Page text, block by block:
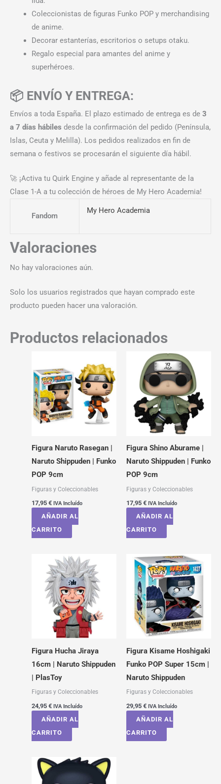
Coleccionistas de figuras Funko POP y merchandising
de anime.
Decorar estanterías, escritorios o setups otaku.
Regalo especial para amantes del anime y
superhéroes.
📦 ENVÍO Y ENTREGA:
Envíos a toda España. El plazo estimado de entrega es de 3
a 7 días hábiles desde la confirmación del pedido (Península,
Islas, Ceuta y Melilla). Los pedidos realizados en fin de
semana o festivos se procesarán el siguiente día hábil.
🚀 ¡Activa tu Quirk Engine y añade al representante de la
Clase 1-A a tu colección de héroes de My Hero Academia!
Fandom
My Hero Academia
Valoraciones
No hay valoraciones aún.
Solo los usuarios registrados que hayan comprado este
producto pueden hacer una valoración.
Productos relacionados
Figura Naruto Rasegan |
Naruto Shippuden | Funko
POP 9cm
Figuras y Coleccionables
17,95 € IVA Incluído
AÑADIR AL
CARRITO
Figura Shino Aburame |
Naruto Shippuden | Funko
POP 9cm
Figuras y Coleccionables
17,95 € IVA Incluído
AÑADIR AL
CARRITO
Figura Hucha Jiraya
16cm | Naruto Shippuden
| PlasToy
Figuras y Coleccionables
24,95 € IVA Incluído
AÑADIR AL
CARRITO
Figura Kisame Hoshigaki
Funko POP Super 15cm |
Naruto Shippuden
Figuras y Coleccionables
29,95 € IVA Incluído
AÑADIR AL
CARRITO